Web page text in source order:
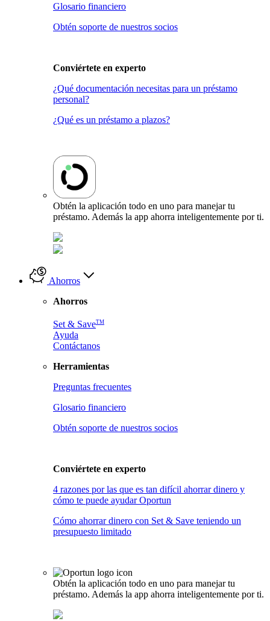
Glosario financiero
Obtén soporte de nuestros socios
Conviértete en experto
¿Qué documentación necesitas para un préstamo
personal?
¿Qué es un préstamo a plazos?
Obtén la aplicación todo en uno para manejar tu
préstamo. Además la app ahorra inteligentemente por ti.
Ahorros
Ahorros
Set & SaveTM
Ayuda
Contáctanos
Herramientas
Preguntas frecuentes
Glosario financiero
Obtén soporte de nuestros socios
Conviértete en experto
4 razones por las que es tan difícil ahorrar dinero y
cómo te puede ayudar Oportun
Cómo ahorrar dinero con Set & Save teniendo un
presupuesto limitado
Obtén la aplicación todo en uno para manejar tu
préstamo. Además la app ahorra inteligentemente por ti.